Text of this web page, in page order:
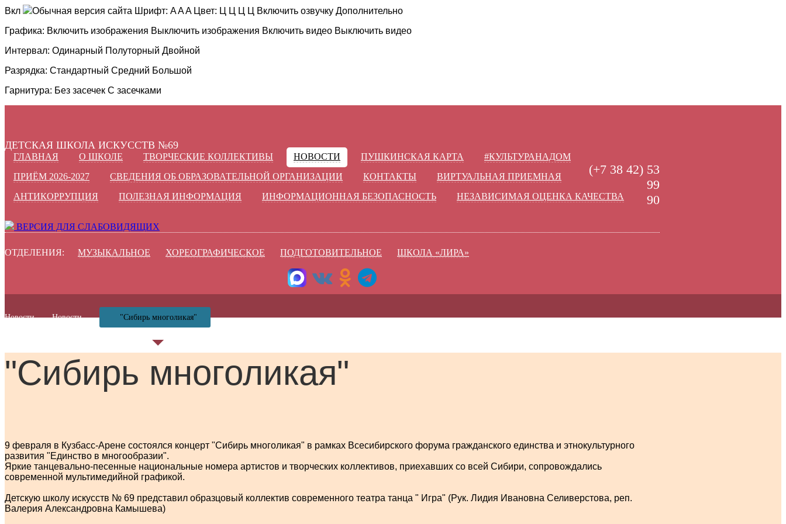
Вкл Обычная версия сайта Шрифт: AAA Цвет: Ц Ц Ц Ц Включить озвучку Дополнительно
Графика: Включить изображения Выключить изображения Включить видео Выключить видео
Интервал: Одинарный Полуторный Двойной
Разрядка: Стандартный Средний Большой
Гарнитура: Без засечек С засечками
ДЕТСКАЯ ШКОЛА ИСКУССТВ №69
ГЛАВНАЯ О ШКОЛЕ ТВОРЧЕСКИЕ КОЛЛЕКТИВЫ НОВОСТИ ПУШКИНСКАЯ КАРТА
#КУЛЬТУРАНАДОМ
ПРИЁМ 2026-2027
СВЕДЕНИЯ ОБ ОБРАЗОВАТЕЛЬНОЙ ОРГАНИЗАЦИИ КОНТАКТЫ
ВИРТУАЛЬНАЯ ПРИЕМНАЯ
АНТИКОРРУПЦИЯ
ПОЛЕЗНАЯ ИНФОРМАЦИЯ ИНФОРМАЦИОННАЯ БЕЗОПАСНОСТЬ НЕЗАВИСИМАЯ ОЦЕНКА КАЧЕСТВА
(+7 38 42) 53
99
90
ВЕРСИЯ ДЛЯ СЛАБОВИДЯЩИХ
ОТДЕЛЕНИЯ: МУЗЫКАЛЬНОЕ ХОРЕОГРАФИЧЕСКОЕ ПОДГОТОВИТЕЛЬНОЕ ШКОЛА «ЛИРА»
Новости Новости "Сибирь многоликая"
"Сибирь многоликая"
9 февраля в Кузбасс-Арене состоялся концерт "Сибирь многоликая" в рамках Всесибирского форума гражданского единства и этнокультурного
развития "Единство в многообразии".
Яркие танцевально-песенные национальные номера артистов и творческих коллективов, приехавших со всей Сибири, сопровождались
современной мультимедийной графикой.
Детскую школу искусств № 69 представил образцовый коллектив современного театра танца " Игра" (Рук. Лидия Ивановна Селиверстова, реп.
Валерия Александровна Камышева)